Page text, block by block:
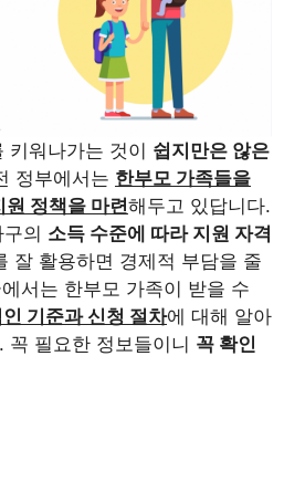
키워나가는 것이 쉽지만은 않은
정부에서는 한부모 가족들을
정책을 마련해두고 있답니다.
의 소득 수준에 따라 지원 자격
잘 활용하면 경제적 부담을 줄
서는 한부모 가족이 받을 수
기준과 신청 절차에 대해 알아
꼭 필요한 정보들이니 꼭 확인